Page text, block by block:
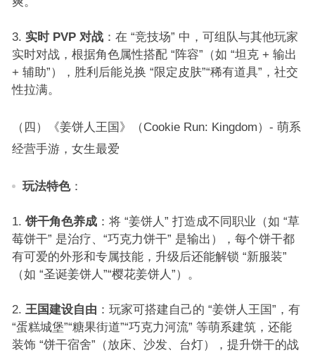
实时 PVP 对战：在 “竞技场” 中，可组队与其他玩家
实时对战，根据角色属性搭配 “阵容”（如 “坦克 + 输出
+ 辅助”），胜利后能兑换 “限定皮肤”“稀有道具”，社交
性拉满。​
（四）《姜饼人王国》（Cookie Run: Kingdom）- 萌系
经营手游，女生最爱​
玩法特色：​
饼干角色养成：将 “姜饼人” 打造成不同职业（如 “草
莓饼干” 是治疗、“巧克力饼干” 是输出），每个饼干都
有可爱的外形和专属技能，升级后还能解锁 “新服装”
（如 “圣诞姜饼人”“樱花姜饼人”）。​
王国建设自由 ：玩家可搭建自己的 “姜饼人王国”，有
“蛋糕城堡”“糖果街道”“巧克力河流” 等萌系建筑，还能
装饰 “饼干宿舍”（放床、沙发、台灯），提升饼干的战